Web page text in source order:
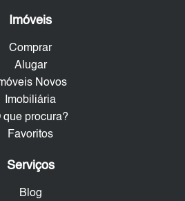
Imóveis
Comprar
Alugar
Novos
Imobiliária
que procura?
Favoritos
Serviços
Blog